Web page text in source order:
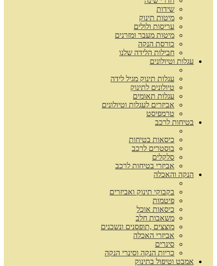
שידות
מיטות תינוק
עריסות ולולים
מיטות מעבר ומזרנים
כורסת הנקה
חבילות הלידה שלנו
עגלות וטיולונים
עגלות תינוק מגיל לידה
טיולונים לתינוק
עגלות תאומים
אביזרים לעגלות וטיולונים
טרמפיסט
בטיחות לרכב
כיסאות בטיחות
בוסטרים לרכב
סלקלים
אביזרי בטיחות לרכב
הנקה והאכלה
בקבוקי תינוק ואביזרים
פיטמות
כיסאות אוכל
משאבות חלב
מוצצים ,תופסנים ונשכנים
אביזרי האכלה
סינרים
כריות הנקה וסינרי הנקה
אמבט וטיפול בתינוק